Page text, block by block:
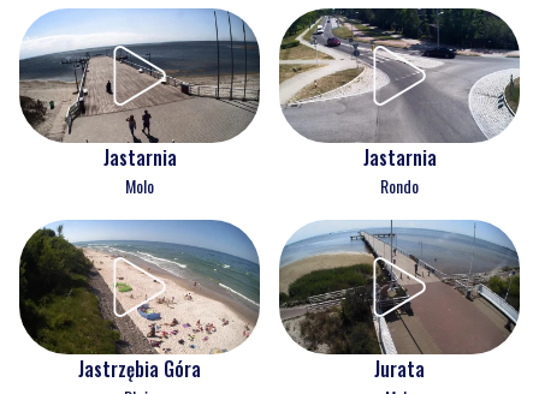
Jastarnia
Molo
Jastarnia
Rondo
Jastrzębia Góra Jurata